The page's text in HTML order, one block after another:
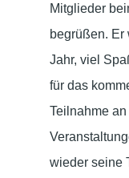
Mitglieder
begrüßen. Er
Jahr, viel
für das
Teilnahme
wieder seine